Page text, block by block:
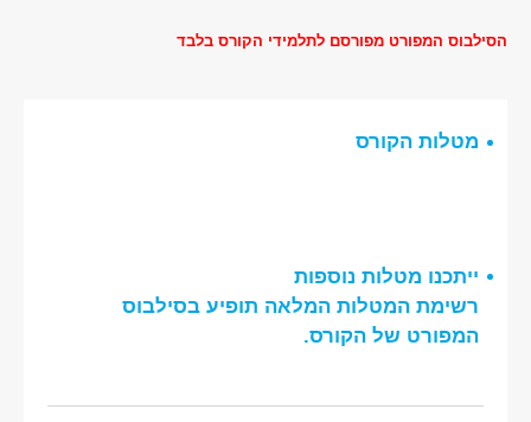
הסילבוס המפורט מפורסם לתלמידי הקורס בלבד
מטלות הקורס
ייתכנו מטלות נוספות
רשימת המטלות המלאה תופיע בסילבוס
המפורט של הקורס.